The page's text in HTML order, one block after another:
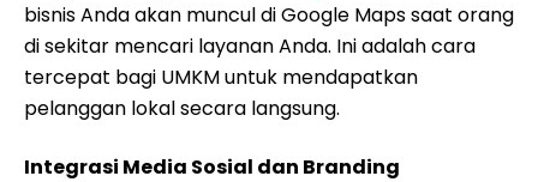
bisnis Anda akan muncul di Google Maps saat orang
di sekitar mencari layanan Anda. Ini adalah cara
tercepat bagi UMKM untuk mendapatkan
pelanggan lokal secara langsung.
Integrasi Media Sosial dan Branding